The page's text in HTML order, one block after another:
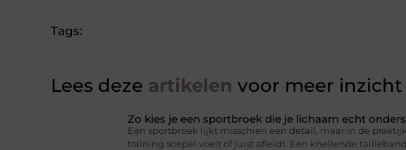
Tags:
Lees deze artikelen voor meer inzicht
Zo kies je een sportbroek die je lichaam echt
Een sportbroek lijkt misschien een detail, maar in de
training soepel voelt of juist afleidt. Een knellende